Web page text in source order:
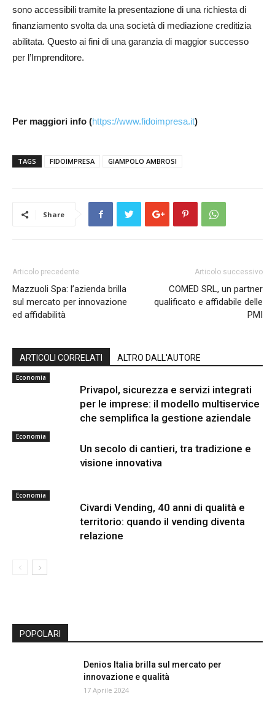
sono accessibili tramite la presentazione di una richiesta di
finanziamento svolta da una società di mediazione creditizia
abilitata. Questo ai fini di una garanzia di maggior successo
per l’Imprenditore.
Per maggiori info (https://www.fidoimpresa.it)
TAGS FIDOIMPRESA GIAMPOLO AMBROSI
Share
Articolo precedente
Mazzuoli Spa: l’azienda brilla
sul mercato per innovazione
ed affidabilità
Articolo successivo
COMED SRL, un partner
qualificato e affidabile delle
PMI
ARTICOLI CORRELATI ALTRO DALL'AUTORE
Economia
Privapol, sicurezza e servizi integrati
per le imprese: il modello multiservice
che semplifica la gestione aziendale
Economia
Un secolo di cantieri, tra tradizione e
visione innovativa
Economia
Civardi Vending, 40 anni di qualità e
territorio: quando il vending diventa
relazione
POPOLARI
Denios Italia brilla sul mercato per
innovazione e qualità
17 Aprile 2024